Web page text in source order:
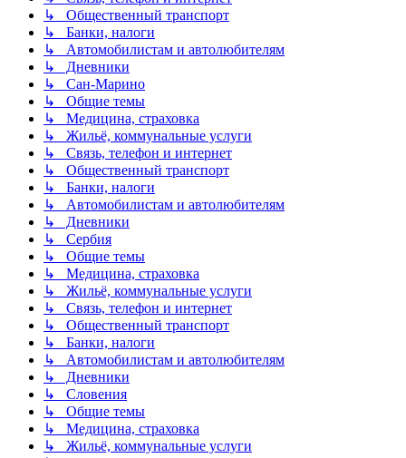
↳ Общественный транспорт
↳ Банки, налоги
↳ Автомобилистам и автолюбителям
↳ Дневники
↳ Сан-Марино
↳ Общие темы
↳ Медицина, страховка
↳ Жильё, коммунальные услуги
↳ Связь, телефон и интернет
↳ Общественный транспорт
↳ Банки, налоги
↳ Автомобилистам и автолюбителям
↳ Дневники
↳ Сербия
↳ Общие темы
↳ Медицина, страховка
↳ Жильё, коммунальные услуги
↳ Связь, телефон и интернет
↳ Общественный транспорт
↳ Банки, налоги
↳ Автомобилистам и автолюбителям
↳ Дневники
↳ Словения
↳ Общие темы
↳ Медицина, страховка
↳ Жильё, коммунальные услуги